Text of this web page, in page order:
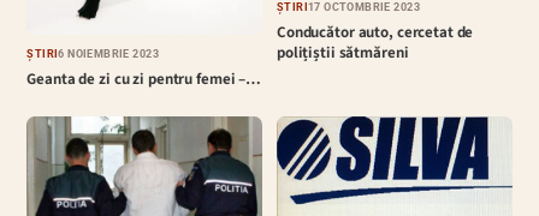
ȘTIRI6 NOIEMBRIE 2023
Geanta de zi cu zi pentru femei –…
ȘTIRI17 OCTOMBRIE 2023
Conducător auto, cercetat de
polițiștii sătmăreni